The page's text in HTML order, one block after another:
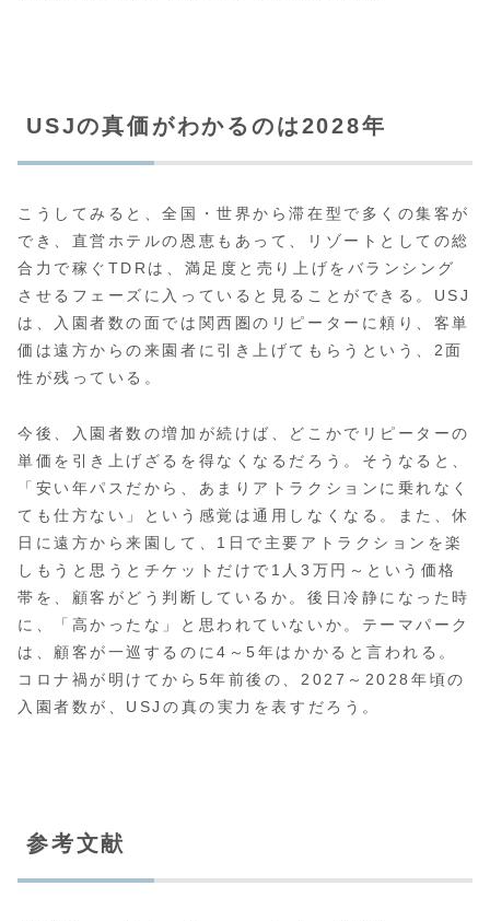
USJの真価がわかるのは2028年
こうしてみると、全国・世界から滞在型で多くの集客が
でき、直営ホテルの恩恵もあって、リゾートとしての総
合力で稼ぐTDRは、満足度と売り上げをバランシング
させるフェーズに入っていると見ることができる。USJ
は、入園者数の面では関西圏のリピーターに頼り、客単
価は遠方からの来園者に引き上げてもらうという、2面
性が残っている。
今後、入園者数の増加が続けば、どこかでリピーターの
単価を引き上げざるを得なくなるだろう。そうなると、
「安い年パスだから、あまりアトラクションに乗れなく
ても仕方ない」という感覚は通用しなくなる。また、休
日に遠方から来園して、1日で主要アトラクションを楽
しもうと思うとチケットだけで1人3万円～という価格
帯を、顧客がどう判断しているか。後日冷静になった時
に、「高かったな」と思われていないか。テーマパーク
は、顧客が一巡するのに4～5年はかかると言われる。
コロナ禍が明けてから5年前後の、2027～2028年頃の
入園者数が、USJの真の実力を表すだろう。
参考文献